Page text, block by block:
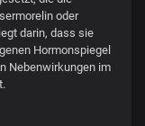
oder
darin, dass sie
Hormonspiegel
Nebenwirkungen im